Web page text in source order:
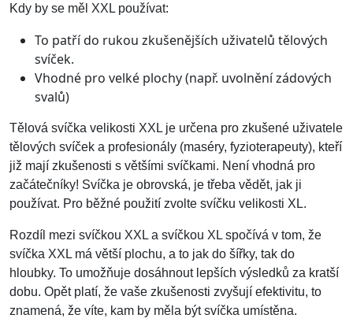
Kdy by se měl XXL používat:
To patří do rukou zkušenějších uživatelů tělových
svíček.
Vhodné pro velké plochy (např. uvolnění zádových
svalů)
Tělová svíčka velikosti XXL je určena pro zkušené uživatele
tělových svíček a profesionály (maséry, fyzioterapeuty), kteří
již mají zkušenosti s většími svíčkami. Není vhodná pro
začátečníky! Svíčka je obrovská, je třeba vědět, jak ji
používat. Pro běžné použití zvolte svíčku velikosti XL.
Rozdíl mezi svíčkou XXL a svíčkou XL spočívá v tom, že
svíčka XXL má větší plochu, a to jak do šířky, tak do
hloubky. To umožňuje dosáhnout lepších výsledků za kratší
dobu. Opět platí, že vaše zkušenosti zvyšují efektivitu, to
znamená, že víte, kam by měla být svíčka umístěna.